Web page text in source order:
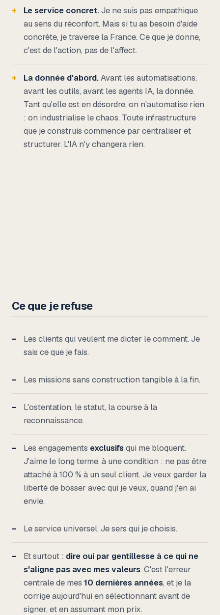
Le service concret.Je ne suis pas empathique
au sens du réconfort. Mais si tu as besoin d'aide
concrète, je traverse la France. Ce que je donne,
c'est de l'action, pas de l'affect.
La donnée d'abord.Avant les automatisations,
avant les outils, avant les agents IA, la donnée.
Tant qu'elle est en désordre, on n'automatise rien
: on industrialise le chaos. Toute infrastructure
que je construis commence par centraliser et
structurer. L'IA n'y changera rien.
Ce que je refuse
Les clients qui veulent me dicter le comment. Je
sais ce que je fais.
Les missions sans construction tangible à la fin.
L'ostentation, le statut, la course à la
reconnaissance.
Les engagements exclusifsqui me bloquent.
J'aime le long terme, à une condition : ne pas être
attaché à 100 % à un seul client. Je veux garder la
liberté de bosser avec qui je veux, quand j'en ai
envie.
Le service universel. Je sers qui je choisis.
Et surtout : dire oui par gentillesse à ce qui ne
s'aligne pas avec mes valeurs. C'est l'erreur
centrale de mes 10 dernières années, et je la
corrige aujourd'hui en sélectionnant avant de
signer, et en assumant mon prix.